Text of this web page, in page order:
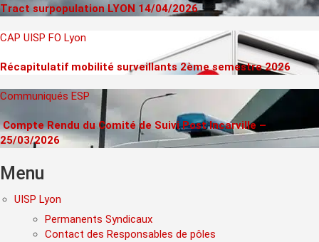
Tract surpopulation LYON 14/04/2026
CAP UISP FO Lyon
Récapitulatif mobilité surveillants 2ème semestre 2026
Communiqués ESP
Compte Rendu du Comité de Suivi Post Incarville –
25/03/2026
Menu
UISP Lyon
Permanents Syndicaux
Contact des Responsables de pôles